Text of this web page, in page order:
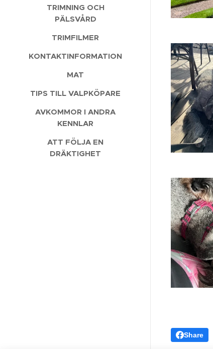
TRIMNING OCH
PÄLSVÅRD
TRIMFILMER
KONTAKTINFORMATION
MAT
TIPS TILL VALPKÖPARE
AVKOMMOR I ANDRA
KENNLAR
ATT FÖLJA EN
DRÄKTIGHET
Share